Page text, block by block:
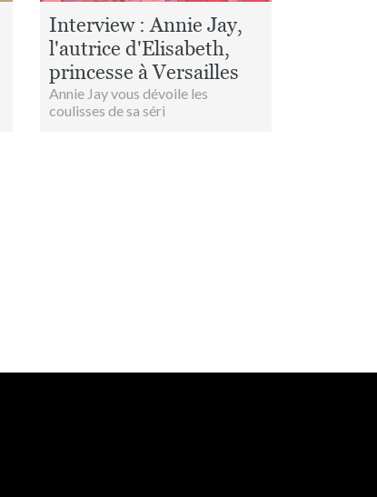
Interview : Annie Jay,
l'autrice d'Elisabeth,
princesse à Versailles
Annie Jay vous dévoile les
coulisses de sa séri